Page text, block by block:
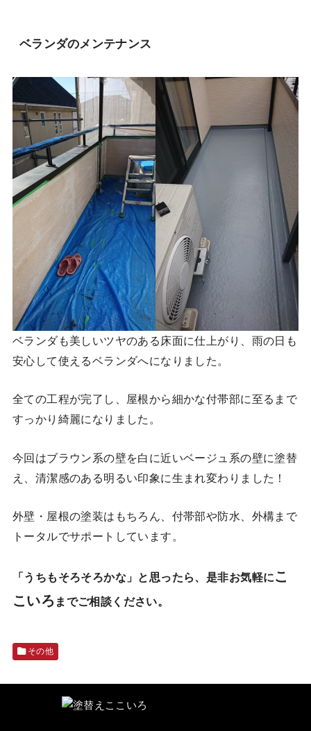
ベランダのメンテナンス
ベランダも美しいツヤのある床面に仕上がり、雨の日も
安心して使えるベランダへになりました。
全ての工程が完了し、屋根から細かな付帯部に至るまで
すっかり綺麗になりました。
今回はブラウン系の壁を白に近いベージュ系の壁に塗替
え、清潔感のある明るい印象に生まれ変わりました！
外壁・屋根の塗装はもちろん、付帯部や防水、外構まで
トータルでサポートしています。
「うちもそろそろかな」と思ったら、是非お気軽にこ
こいろ までご相談ください。
その他